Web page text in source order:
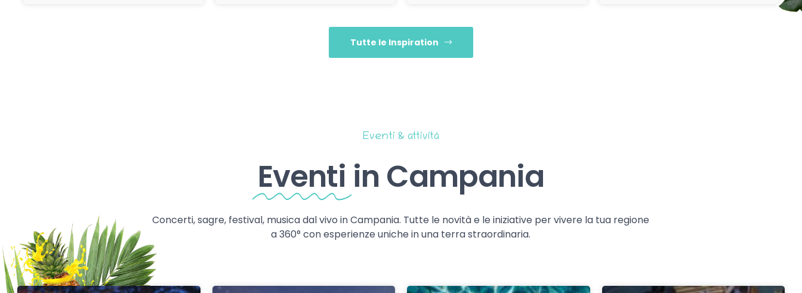
Tutte le Inspiration
Eventi & attività
Eventi in Campania
Concerti, sagre, festival, musica dal vivo in Campania. Tutte le novità e le iniziative per vivere la tua regione
a 360° con esperienze uniche in una terra straordinaria.